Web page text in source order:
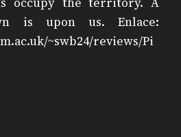
is upon us. Enlace:
~swb24/reviews/Pi